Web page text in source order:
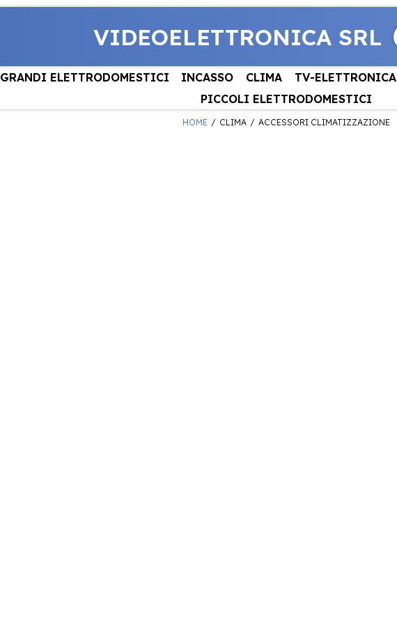
VIDEOELETTRONICA SRL
GRANDI ELETTRODOMESTICI INCASSO CLIMA TV-ELETTRONICA
PICCOLI ELETTRODOMESTICI
HOME CLIMA ACCESSORI CLIMATIZZAZIONE